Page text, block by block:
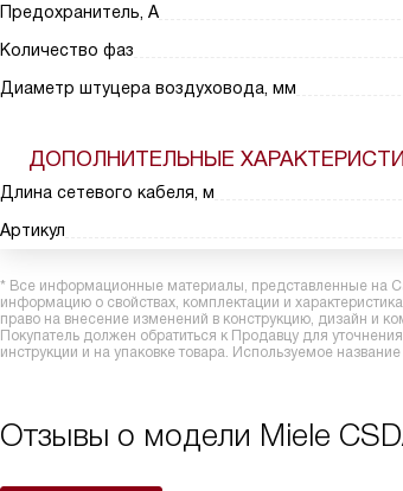
Предохранитель, А
Количество фаз
Диаметр штуцера воздуховода, мм
ДОПОЛНИТЕЛЬНЫЕ
Длина сетевого кабеля, м
Артикул
* Все информационные материалы, представленные на
информацию о свойствах, комплектации и
право на внесение изменений в конструкцию, дизайн и
Покупатель должен обратиться к Продавцу для
инструкции и на упаковке товара. Используемое
Отзывы о модели Miele